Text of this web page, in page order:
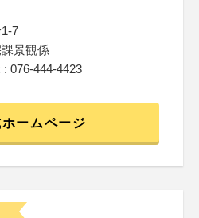
7
景観係
076-444-4423
ームページ